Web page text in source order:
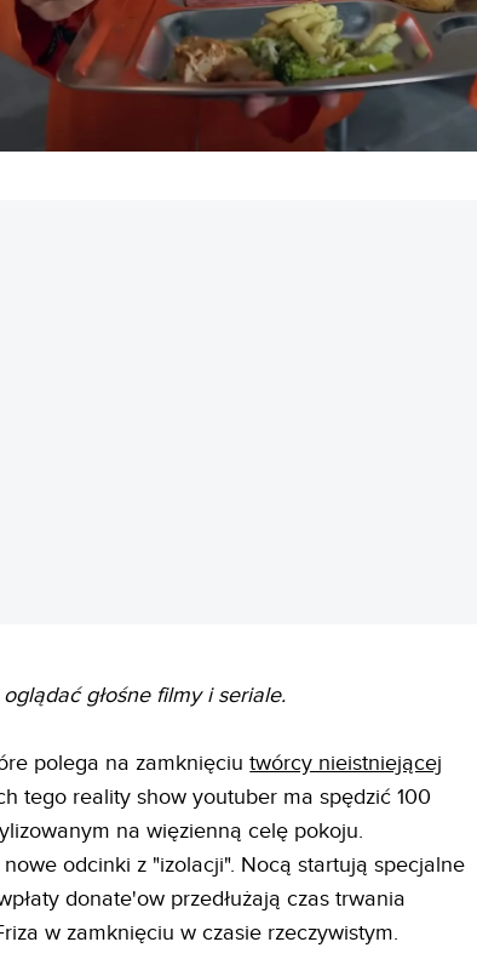
głośne filmy i seriale.
polega na zamknięciutwórcy nieistniejącej
tego reality show youtuber ma spędzić 100
na więzienną celę pokoju.
odcinki z "izolacji". Nocą startują specjalne
donate'ow przedłużają czas trwania
w zamknięciu w czasie rzeczywistym.